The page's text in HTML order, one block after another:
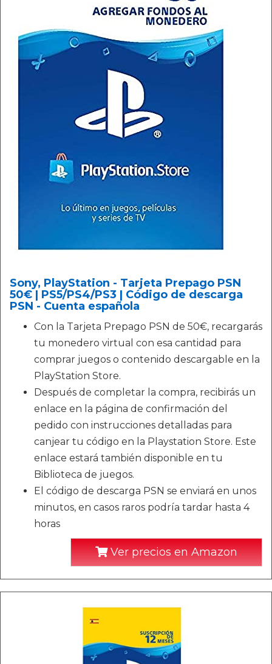
Sony, PlayStation - Tarjeta Prepago PSN
50€ | PS5/PS4/PS3 | Código de descarga
PSN - Cuenta española
Con la Tarjeta Prepago PSN de 50€, recargarás
tu monedero virtual con esa cantidad para
comprar juegos o contenido descargable en la
PlayStation Store.
Después de completar la compra, recibirás un
enlace en la página de confirmación del
pedido con instrucciones detalladas para
canjear tu código en la Playstation Store. Este
enlace estará también disponible en tu
Biblioteca de juegos.
El código de descarga PSN se enviará en unos
minutos, en casos raros podría tardar hasta 4
horas
Ver precios en Amazon